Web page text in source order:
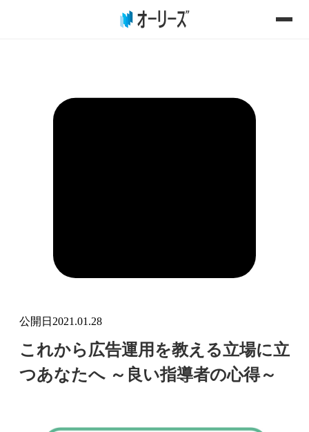
公開日 2021.01.28
これから広告運用を教える立場に立
つあなたへ ～良い指導者の心得～